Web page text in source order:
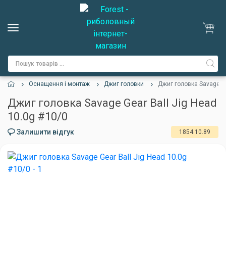
Оснащення і монтаж Джиг головки Джиг головка Savage
Джиг головка Savage Gear Ball Jig Head
10.0g #10/0
Залишити відгук 1854.10.89